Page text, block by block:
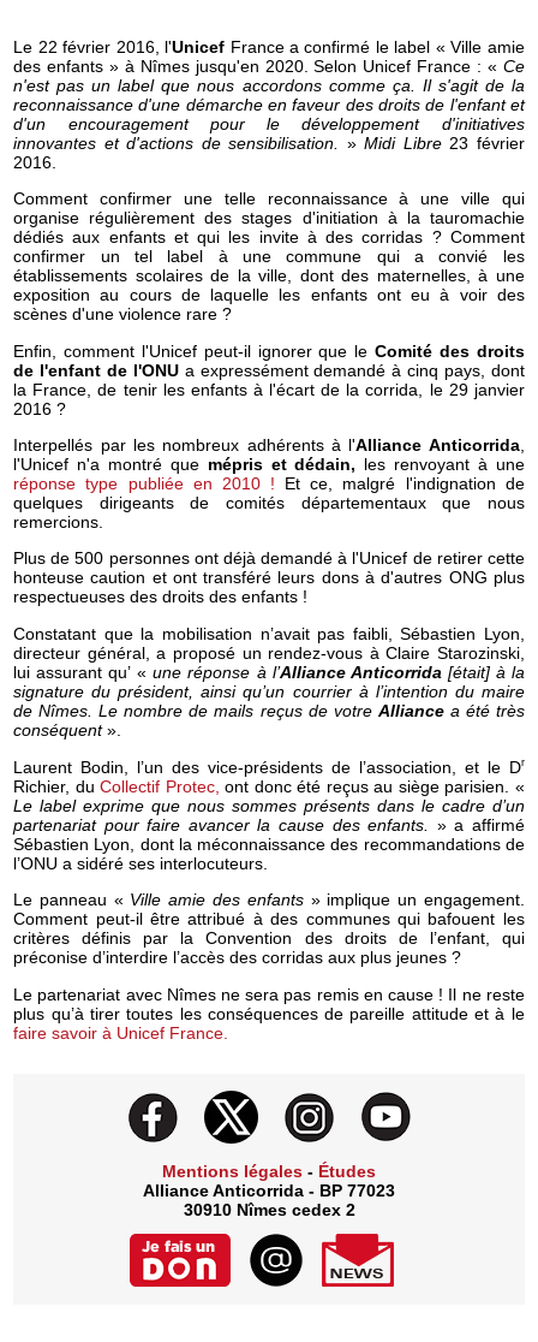
Le 22 février 2016, l'Unicef France a confirmé le label « Ville amie
des enfants » à Nîmes jusqu'en 2020. Selon Unicef France : « Ce
n'est pas un label que nous accordons comme ça. Il s'agit de la
reconnaissance d'une démarche en faveur des droits de l'enfant et
d'un encouragement pour le développement d'initiatives
innovantes et d'actions de sensibilisation.
»Midi Libre23 février
2016.
Comment confirmer une telle reconnaissance à une ville qui
organise régulièrement des stages d'initiation à la tauromachie
dédiés aux enfants et qui les invite à des corridas ? Comment
confirmer un tel label à une commune qui a convié les
établissements scolaires de la ville, dont des maternelles, à une
exposition au cours de laquelle les enfants ont eu à voir des
scènes d'une violence rare ?
Enfin, comment l'Unicef peut-il ignorer que leComité des droits
de l'enfant de l'ONUa expressément demandé à cinq pays, dont
la France, de tenir les enfants à l'écart de la corrida, le 29 janvier
2016 ?
Interpellés par les nombreux adhérents à l'Alliance Anticorrida,
l'Unicef n'a montré que mépris et dédain, les renvoyant à une
réponse type publiée en 2010 ! Et ce, malgré l'indignation de
quelques dirigeants de comités départementaux que nous
remercions.
Plus de 500 personnes ont déjà demandé à l'Unicef de retirer cette
honteuse caution et ont transféré leurs dons à d'autres ONG plus
respectueuses des droits des enfants !
Constatant que la mobilisation n’avait pas faibli, Sébastien Lyon,
directeur général, a proposé un rendez-vous à Claire Starozinski,
lui assurant qu’ «une réponse à l’Alliance Anticorrida [était] à la
signature du président, ainsi qu’un courrier à l’intention du maire
de Nîmes. Le nombre de mails reçus de votre Alliancea été très
conséquent».
Laurent Bodin, l’un des vice-présidents de l’association, et le Dr
Richier, du Collectif Protec, ont donc été reçus au siège parisien. «
Le label exprime que nous sommes présents dans le cadre d’un
partenariat pour faire avancer la cause des enfants. » a affirmé
Sébastien Lyon, dont la méconnaissance des recommandations de
l’ONU a sidéré ses interlocuteurs.
Le panneau « Ville amie des enfants» implique un engagement.
Comment peut-il être attribué à des communes qui bafouent les
critères définis par la Convention des droits de l’enfant, qui
préconise d’interdire l’accès des corridas aux plus jeunes ?
Le partenariat avec Nîmes ne sera pas remis en cause ! Il ne reste
plus qu’à tirer toutes les conséquences de pareille attitude et à le
faire savoir à Unicef France.
Mentions légales - Études
Alliance Anticorrida - BP 77023
30910 Nîmes cedex 2